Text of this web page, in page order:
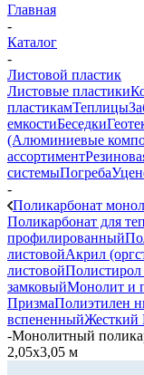
Главная
-
Каталог
-
Листовой пластик
Листовые пластики
пластикамТеплицы
емкостиБеседки
(Алюминиевые
ассортимент
системыПогреба
-
Поликарбонат
Поликарбонат для
профилированный
листовойАкрил
листовойПолистирол
замковыйМонолит и
ПризмаПолиэтилен
вспененный
-Монолитный
2,05х3,05 м